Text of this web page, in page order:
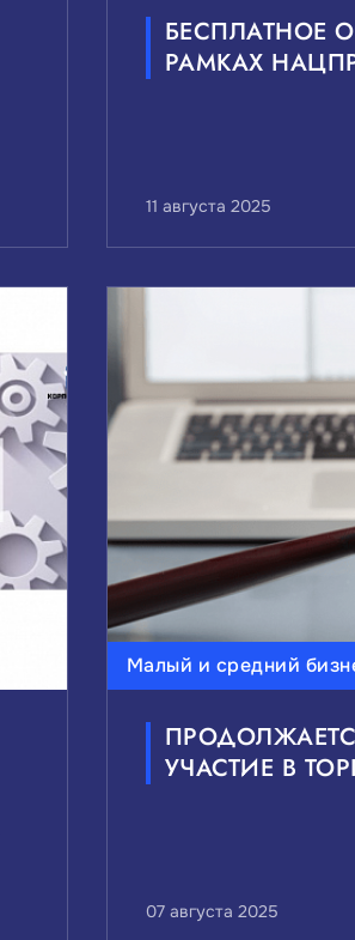
БЕСПЛАТНОЕ
РАМКАХ
11 августа 2025
Малый и средний
УЧАСТИЕ В
07 августа 2025